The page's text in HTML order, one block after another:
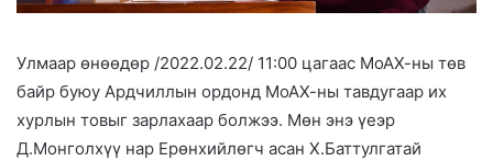
Улмаар өнөөдөр /2022.02.22/ 11:00 цагаас МоАХ-ны төв
байр буюу Ардчиллын ордонд МоАХ-ны тавдугаар их
хурлын товыг зарлахаар болжээ. Мөн энэ үеэр
Д.Монголхүү нар Ерөнхийлөгч асан Х.Баттулгатай